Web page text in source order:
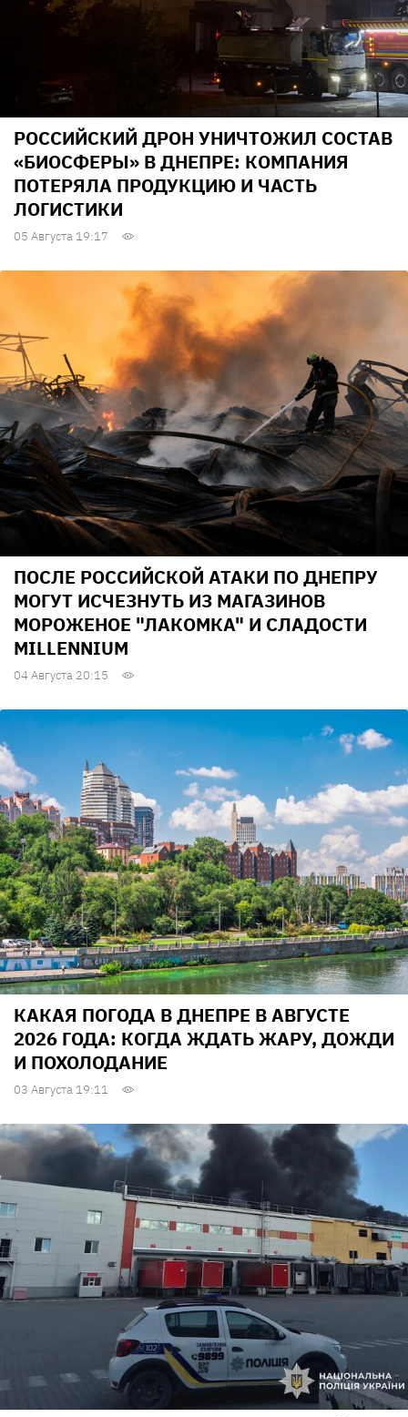
РОССИЙСКИЙ ДРОН УНИЧТОЖИЛ СОСТАВ
«БИОСФЕРЫ» В ДНЕПРЕ: КОМПАНИЯ
ПОТЕРЯЛА ПРОДУКЦИЮ И ЧАСТЬ
ЛОГИСТИКИ
05 Августа 19:17
ПОСЛЕ РОССИЙСКОЙ АТАКИ ПО ДНЕПРУ
МОГУТ ИСЧЕЗНУТЬ ИЗ МАГАЗИНОВ
МОРОЖЕНОЕ "ЛАКОМКА" И СЛАДОСТИ
MILLENNIUM
04 Августа 20:15
КАКАЯ ПОГОДА В ДНЕПРЕ В АВГУСТЕ
2026 ГОДА: КОГДА ЖДАТЬ ЖАРУ, ДОЖДИ
И ПОХОЛОДАНИЕ
03 Августа 19:11